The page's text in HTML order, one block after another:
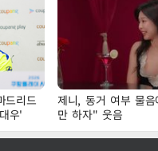
드리드
우'
제니, 동거 여부 물
만 하자" 웃음